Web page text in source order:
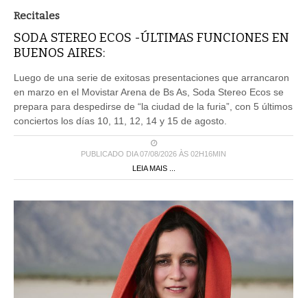
Recitales
SODA STEREO ECOS -ÚLTIMAS FUNCIONES EN
BUENOS AIRES:
Luego de una serie de exitosas presentaciones que arrancaron
en marzo en el Movistar Arena de Bs As, Soda Stereo Ecos se
prepara para despedirse de “la ciudad de la furia”, con 5 últimos
conciertos los días 10, 11, 12, 14 y 15 de agosto.
PUBLICADO DIA 07/08/2026 ÀS 02H16MIN
LEIA MAIS ...